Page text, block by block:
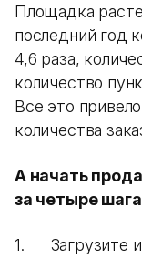
Площадка
последний год
4,6 раза,
количество
Все это
количества
А начать
за четыре
1. Загрузите